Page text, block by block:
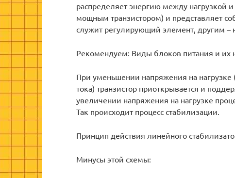
распределяет энергию между нагрузкой
мощным транзистором) и представляет
служит регулирующий элемент, другим –
Рекомендуем: Виды блоков питания и их
При уменьшении напряжения на
тока) транзистор приоткрывается и
увеличении напряжения на нагрузке
Так происходит процесс стабилизации.
Принцип действия линейного
Минусы этой схемы: